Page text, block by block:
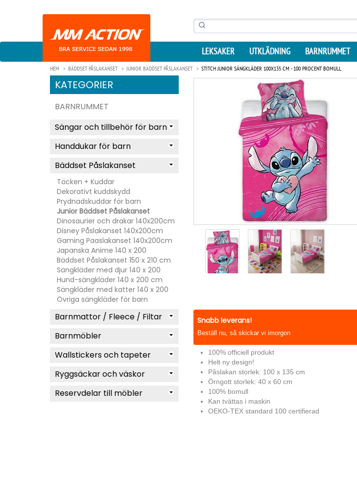
LEKSAKER UTKLÄDNING BARNRUMMET
HEM BÄDDSET PÅSLAKANSET JUNIOR BÄDDSET PÅSLAKANSET STITCH JUNIOR SÄNGKLÄDER 100X135 CM - 100 PROCENT BOMULL
KATEGORIER
BARNRUMMET
Sängar och tillbehör för barn
Handdukar för barn
Bäddset Påslakanset
Täcken + Kuddar
Dekorativt kuddskydd
Prydnadskuddar för barn
Junior Bäddset Påslakanset
Dinosaurier och drakar 140x200cm
Disney Påslakanset 140x200cm
Gaming Paaslakanset 140x200cm
Japanska Anime 140 x 200
Bäddset Påslakanset 150 x 210 cm
Sängkläder med djur 140 x 200
Hund-sängkläder 140 x 200 cm
Sängkläder med katter 140 x 200
Övriga sängkläder för barn
Barnmattor / Fleece / Filtar
Barnmöbler
Wallstickers och tapeter
Ryggsäckar och väskor
Reservdelar till möbler
Snabb leverans!
Beställ nu, så skickar vi imorgon
100% officiell produkt
Helt ny design!
Påslakan storlek: 100 x 135 cm
Örngott storlek: 40 x 60 cm
100% bomull
Kan tvättas i maskin
OEKO-TEX standard 100 certifierad